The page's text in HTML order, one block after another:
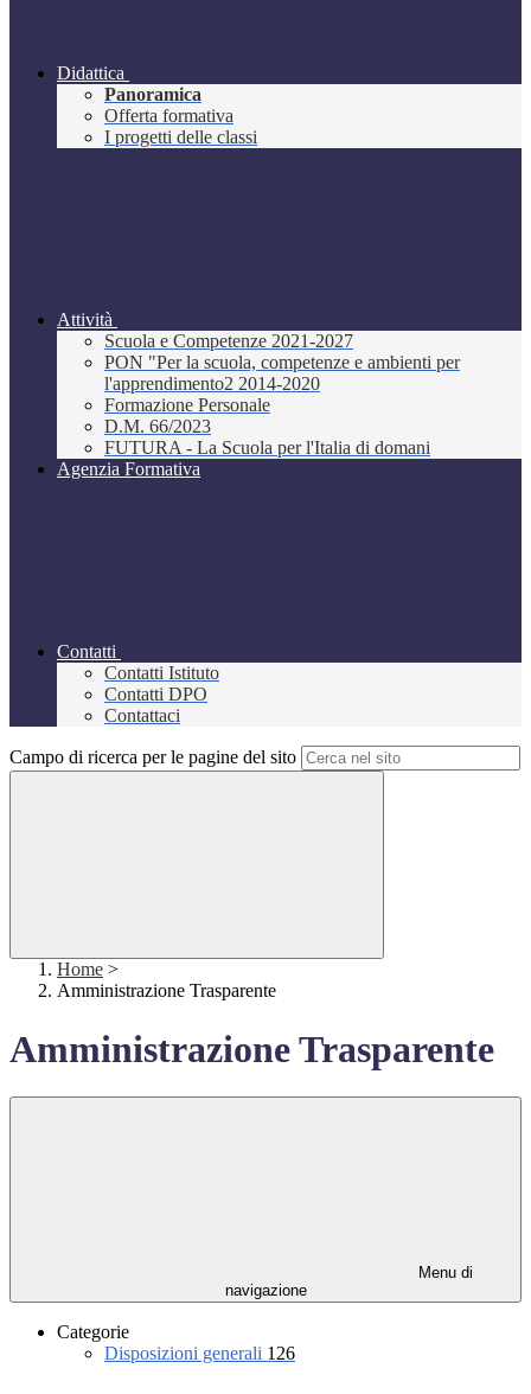
Didattica
Panoramica
Offerta formativa
I progetti delle classi
Attività
Scuola e Competenze 2021-2027
PON "Per la scuola, competenze e ambienti per
l'apprendimento2 2014-2020
Formazione Personale
D.M. 66/2023
FUTURA - La Scuola per l'Italia di domani
Agenzia Formativa
Contatti
Contatti Istituto
Contatti DPO
Contattaci
Campo di ricerca per le pagine del sito
Home >
Amministrazione Trasparente
Amministrazione Trasparente
Menu di
navigazione
Categorie
Disposizioni generali 126